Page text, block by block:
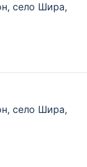
село Шира,
село Шира,